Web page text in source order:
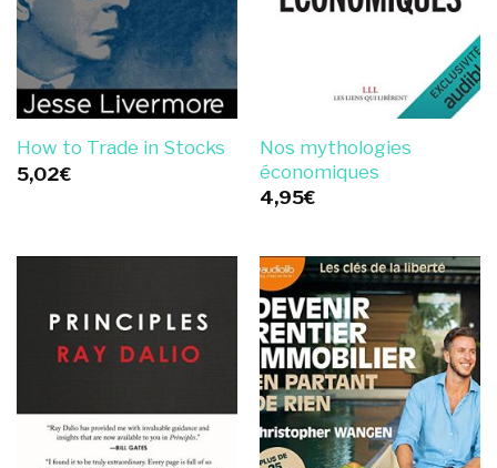
How to Trade in Stocks
5,02€
Nos mythologies
économiques
4,95€